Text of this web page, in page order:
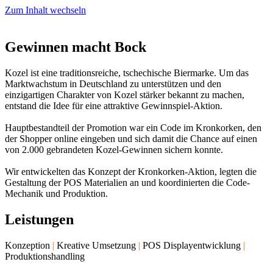
Zum Inhalt wechseln
Gewinnen macht Bock
Kozel ist eine traditionsreiche, tschechische Biermarke. Um das
Marktwachstum in Deutschland zu unterstützen und den
einzigartigen Charakter von Kozel stärker bekannt zu machen,
entstand die Idee für eine attraktive Gewinnspiel-Aktion.
Hauptbestandteil der Promotion war ein Code im Kronkorken, den
der Shopper online eingeben und sich damit die Chance auf einen
von 2.000 gebrandeten Kozel-Gewinnen sichern konnte.
Wir entwickelten das Konzept der Kronkorken-Aktion, legten die
Gestaltung der POS Materialien an und koordinierten die Code-
Mechanik und Produktion.
Leistungen
Konzeption | Kreative Umsetzung | POS Displayentwicklung |
Produktionshandling